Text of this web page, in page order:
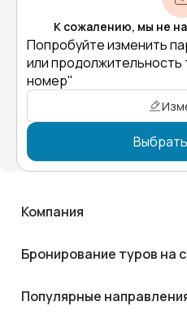
К сожалению, мы не
Попробуйте изменить
или продолжительность
номер"
Компания
Бронирование туров на
Популярные